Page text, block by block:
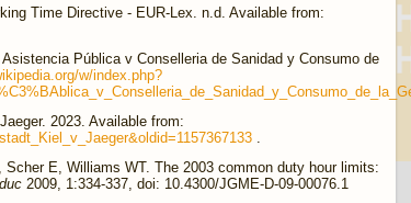
Time Directive - EUR-Lex. n.d. Available from:
Pública v Conselleria de Sanidad y Consumo de
w/index.php?
2023. Available from:
E, Williams WT. The 2003 common duty hour limits:
2009, 1:334-337, doi: 10.4300/JGME-D-09-00076.1